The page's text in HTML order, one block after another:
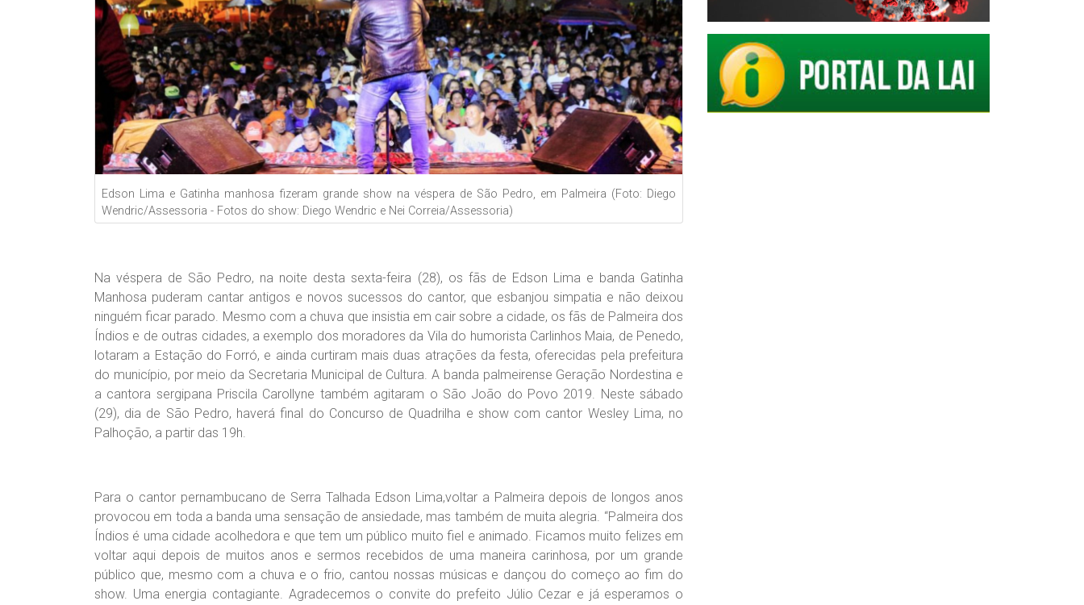
Edson Lima e Gatinha manhosa fizeram grande show na véspera de São Pedro, em Palmeira (Foto: Diego
Wendric/Assessoria - Fotos do show: Diego Wendric e Nei Correia/Assessoria)
Na véspera de São Pedro, na noite desta sexta-feira (28), os fãs de Edson Lima e banda Gatinha
Manhosa puderam cantar antigos e novos sucessos do cantor, que esbanjou simpatia e não deixou
ninguém ficar parado. Mesmo com a chuva que insistia em cair sobre a cidade, os fãs de Palmeira dos
Índios e de outras cidades, a exemplo dos moradores da Vila do humorista Carlinhos Maia, de Penedo,
lotaram a Estação do Forró, e ainda curtiram mais duas atrações da festa, oferecidas pela prefeitura
do município, por meio da Secretaria Municipal de Cultura. A banda palmeirense Geração Nordestina e
a cantora sergipana Priscila Carollyne também agitaram o São João do Povo 2019. Neste sábado
(29), dia de São Pedro, haverá final do Concurso de Quadrilha e show com cantor Wesley Lima, no
Palhoção, a partir das 19h.
Para o cantor pernambucano de Serra Talhada Edson Lima,voltar a Palmeira depois de longos anos
provocou em toda a banda uma sensação de ansiedade, mas também de muita alegria. “Palmeira dos
Índios é uma cidade acolhedora e que tem um público muito fiel e animado. Ficamos muito felizes em
voltar aqui depois de muitos anos e sermos recebidos de uma maneira carinhosa, por um grande
público que, mesmo com a chuva e o frio, cantou nossas músicas e dançou do começo ao fim do
show. Uma energia contagiante. Agradecemos o convite do prefeito Júlio Cezar e já esperamos o